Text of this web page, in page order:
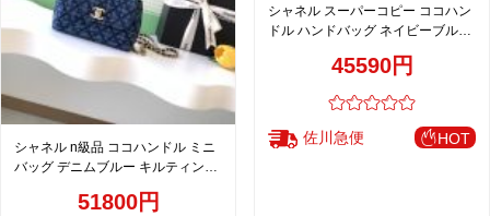
シャネル n級品 ココハンドル ミニ
バッグ デニムブルー キルティング
51800円
シャネル スーパーコピー ココハン
ドル ハンドバッグ ネイビーブルー
ッグ 上品モデル45590円
佐川急便 HOT